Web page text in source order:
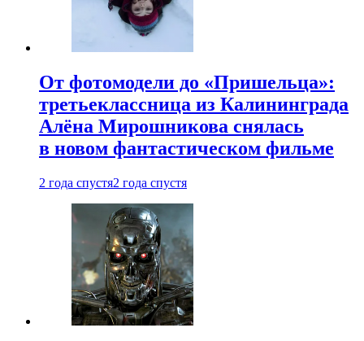
От фотомодели до «Пришельца»:
третьеклассница из Калининграда
Алёна Мирошникова снялась
в новом фантастическом фильме
2 года спустя2 года спустя